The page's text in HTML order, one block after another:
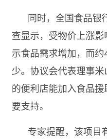
同时，全国食品银
查显示，受物价上涨
示食品需求增加，而
少。协议会代表理事
的便利店能加入食品
要支持。
专家提醒，该项目